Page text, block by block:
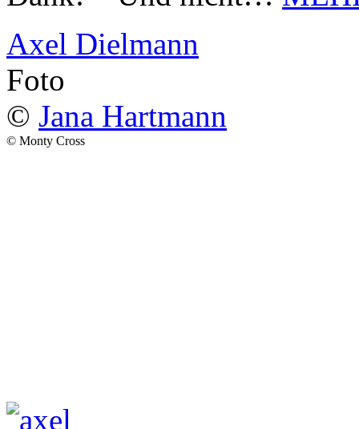
Axel Dielmann
Foto
© Jana Hartmann
© Monty Cross